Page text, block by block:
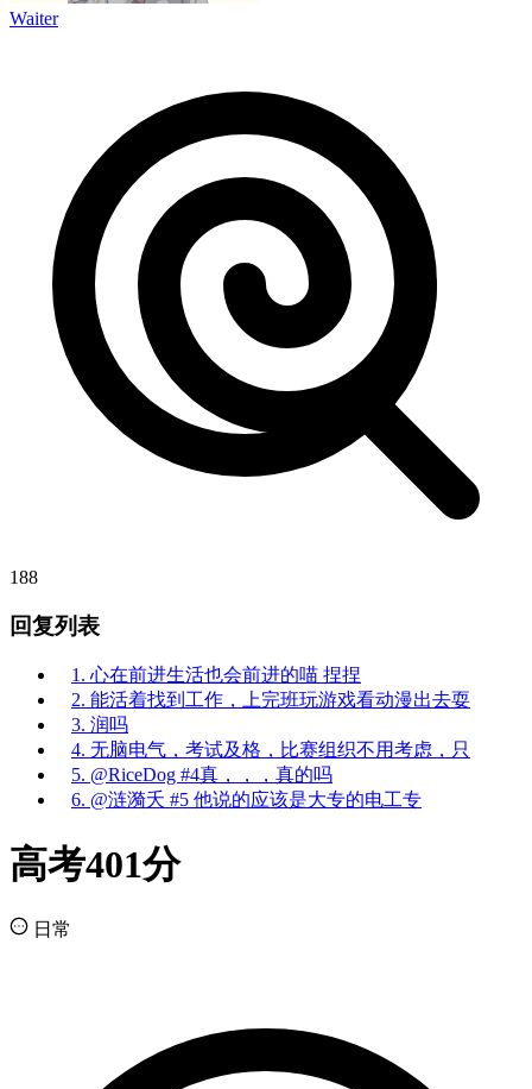
Waiter
188
回复列表
1. 心在前进生活也会前进的喵 捏捏
2. 能活着找到工作，上完班玩游戏看动漫出去耍
3. 润吗
4. 无脑电气，考试及格，比赛组织不用考虑，只
5. @RiceDog #4真，，，真的吗
6. @涟漪夭 #5 他说的应该是大专的电工专
高考401分
日常